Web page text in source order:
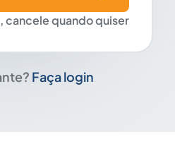
cancele quando quiser
Faça login